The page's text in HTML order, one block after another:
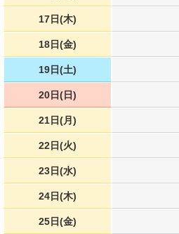
17日(木)
18日(金)
19日(土)
20日(日)
21日(月)
22日(火)
23日(水)
24日(木)
25日(金)